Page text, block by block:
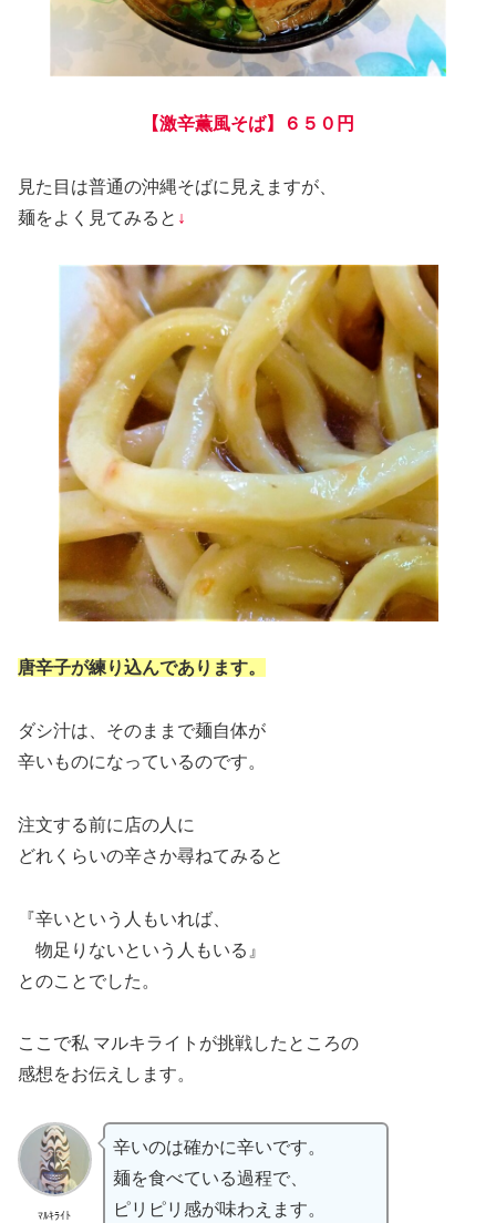
【激辛薫風そば】６５０円
見た目は普通の沖縄そばに見えますが、
麺をよく見てみると ↓
唐辛子が練り込んであります。
ダシ汁は、そのままで麺自体が
辛いものになっているのです。
注文する前に店の人に
どれくらいの辛さか尋ねてみると
『辛いという人もいれば、
物足りないという人もいる』
とのことでした。
ここで私 マルキライトが挑戦したところの
感想をお伝えします。
ﾏﾙｷﾗｲﾄ
辛いのは確かに辛いです。
麺を食べている過程で、
ピリピリ感が味わえます。